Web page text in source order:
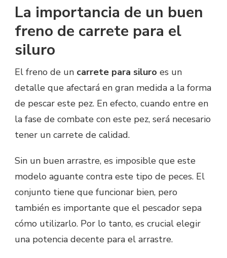
La importancia de un buen
freno de carrete para el
siluro
El freno de un carrete para siluro es un
detalle que afectará en gran medida a la forma
de pescar este pez. En efecto, cuando entre en
la fase de combate con este pez, será necesario
tener un carrete de calidad.
Sin un buen arrastre, es imposible que este
modelo aguante contra este tipo de peces. El
conjunto tiene que funcionar bien, pero
también es importante que el pescador sepa
cómo utilizarlo. Por lo tanto, es crucial elegir
una potencia decente para el arrastre.